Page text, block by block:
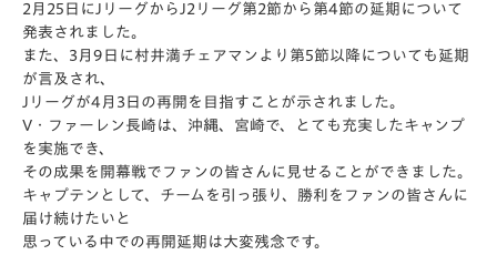
2月25日にJリーグからJ2リーグ第2節から第4節の延期について
発表されました。
また、3月9日に村井満チェアマンより第5節以降についても延期
が言及され、
Jリーグが4月3日の再開を目指すことが示されました。
V・ファーレン長崎は、沖縄、宮崎で、とても充実したキャンプ
を実施でき、
その成果を開幕戦でファンの皆さんに見せることができました。
キャプテンとして、チームを引っ張り、勝利をファンの皆さんに
届け続けたいと
思っている中での再開延期は大変残念です。